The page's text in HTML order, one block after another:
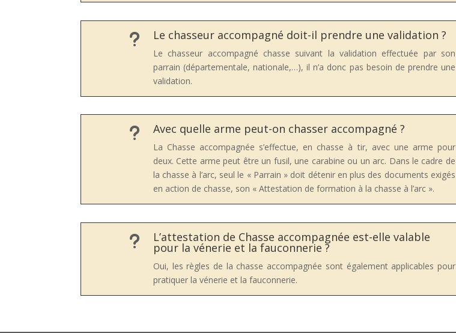
u Le chasseur accompagné doit-il prendre une validation ?
Le chasseur accompagné chasse suivant la validation effectuée par son
parrain (départementale, nationale,…), il n’a donc pas besoin de prendre une
validation.
u Avec quelle arme peut-on chasser accompagné ?
La Chasse accompagnée s’effectue, en chasse à tir, avec une arme pour
deux. Cette arme peut être un fusil, une carabine ou un arc. Dans le cadre de
la chasse à l’arc, seul le « Parrain » doit détenir en plus des documents exigés
en action de chasse, son « Attestation de formation à la chasse à l’arc ».
u L’attestation de Chasse accompagnée est-elle valable
pour la vénerie et la fauconnerie ?
Oui, les règles de la chasse accompagnée sont également applicables pour
pratiquer la vénerie et la fauconnerie.